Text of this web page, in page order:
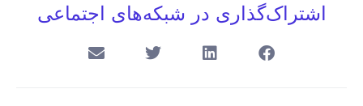
اشتراک‌گذاری در شبکه‌های اجتماعی